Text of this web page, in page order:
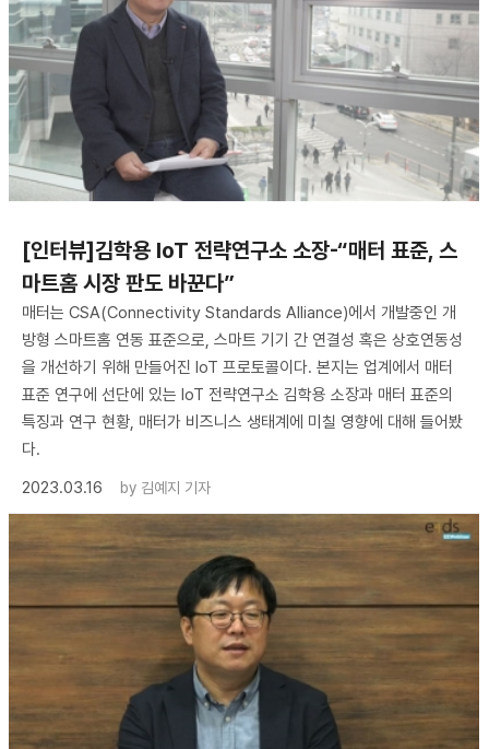
[인터뷰]김학용 IoT 전략연구소 소장-“매터 표준, 스
마트홈 시장 판도 바꾼다”
매터는 CSA(Connectivity Standards Alliance)에서 개발중인 개
방형 스마트홈 연동 표준으로, 스마트 기기 간 연결성 혹은 상호연동성
을 개선하기 위해 만들어진 IoT 프로토콜이다. 본지는 업계에서 매터
표준 연구에 선단에 있는 IoT 전략연구소 김학용 소장과 매터 표준의
특징과 연구 현황, 매터가 비즈니스 생태계에 미칠 영향에 대해 들어봤
다.
2023.03.16
by 김예지 기자